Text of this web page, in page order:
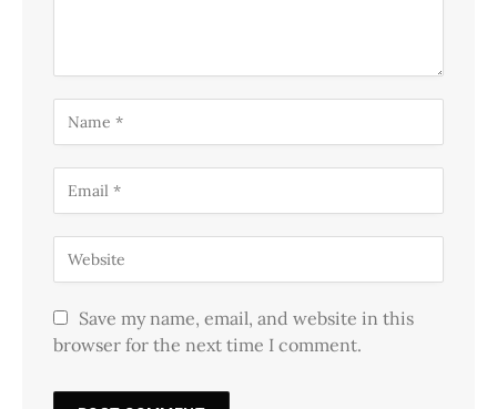
Save my name, email, and website in this
browser for the next time I comment.